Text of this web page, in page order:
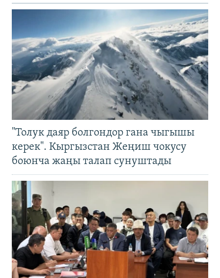
"Толук даяр болгондор гана чыгышы
керек". Кыргызстан Жеңиш чокусу
боюнча жаңы талап сунуштады